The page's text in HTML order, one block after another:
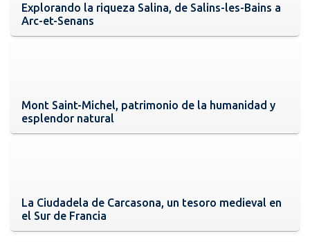
Explorando la riqueza Salina, de Salins-les-Bains a
Arc-et-Senans
Mont Saint-Michel, patrimonio de la humanidad y
esplendor natural
La Ciudadela de Carcasona, un tesoro medieval en
el Sur de Francia